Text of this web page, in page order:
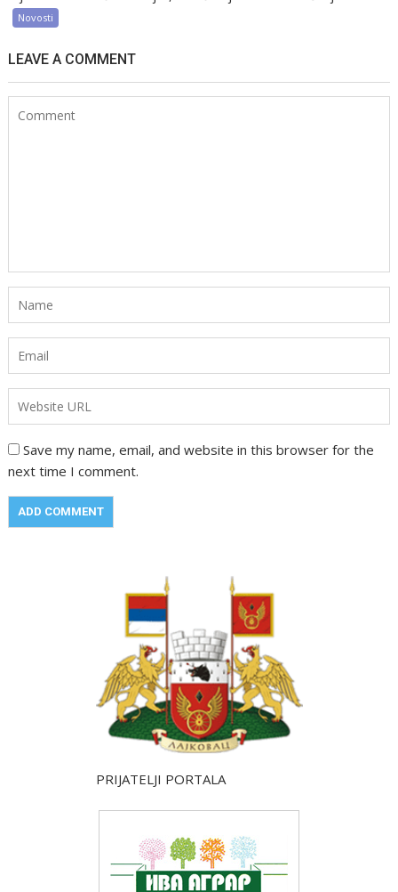
Novosti
LEAVE A COMMENT
Save my name, email, and website in this browser for the
next time I comment.
PRIJATELJI PORTALA